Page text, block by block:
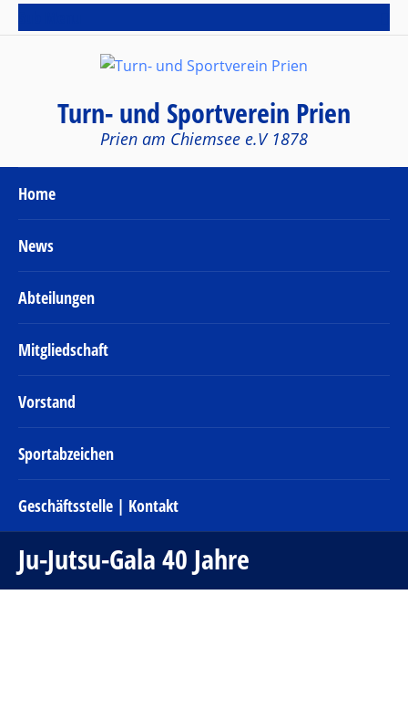
Turn- und Sportverein Prien
Prien am Chiemsee e.V 1878
Home
News
Abteilungen
Mitgliedschaft
Vorstand
Sportabzeichen
Geschäftsstelle | Kontakt
Ju-Jutsu-Gala 40 Jahre